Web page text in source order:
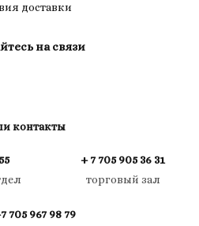
доставки
на связи
контакты
+ 7 705 905 36 31
торговый зал
705 967 98 79